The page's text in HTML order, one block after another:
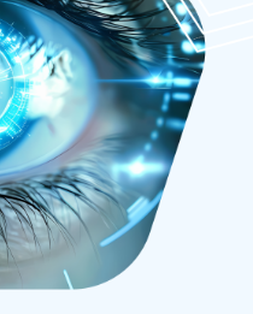
Подбор
коррекции
50 часов
Практика
линз (ОКЛ)
16 часов